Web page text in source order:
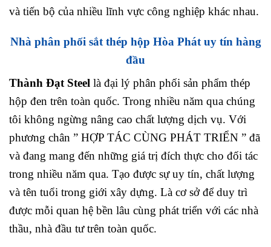
và tiến bộ của nhiều lĩnh vực công nghiệp khác nhau.
Nhà phân phối sắt thép hộp Hòa Phát uy tín hàng
đầu
Thành Đạt Steel là đại lý phân phối sản phẩm thép
hộp đen trên toàn quốc. Trong nhiều năm qua chúng
tôi không ngừng nâng cao chất lượng dịch vụ. Với
phương chân ” HỢP TÁC CÙNG PHÁT TRIỂN ” đã
và đang mang đến những giá trị đích thực cho đối tác
trong nhiều năm qua. Tạo được sự uy tín, chất lượng
và tên tuổi trong giới xây dựng. Là cơ sở để duy trì
được mỗi quan hệ bền lâu cùng phát triển với các nhà
thầu, nhà đầu tư trên toàn quốc.